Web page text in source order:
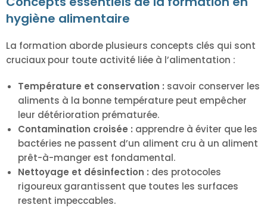
hygiène alimentaire
La formation aborde plusieurs concepts clés qui sont
cruciaux pour toute activité liée à l’alimentation :
Température et conservation : savoir conserver les
aliments à la bonne température peut empêcher
leur détérioration prématurée.
Contamination croisée : apprendre à éviter que les
bactéries ne passent d’un aliment cru à un aliment
prêt-à-manger est fondamental.
Nettoyage et désinfection : des protocoles
rigoureux garantissent que toutes les surfaces
restent impeccables.